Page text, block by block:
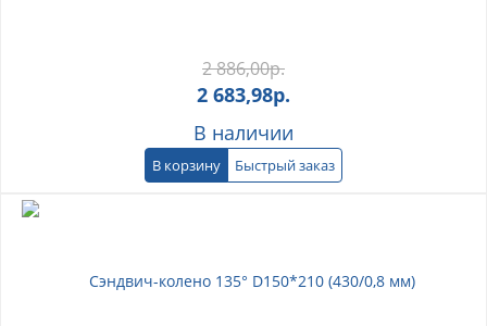
2 886,00р.
2 683,98р.
В наличии
В корзину Быстрый заказ